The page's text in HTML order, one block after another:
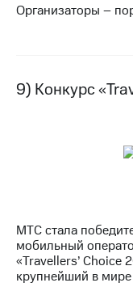
Организаторы –
9) Конкурс
МТС стала
мобильный
«Travellers’ Choice
крупнейший в